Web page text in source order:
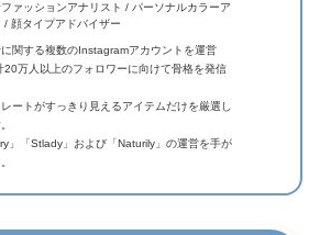
ァッションアナリスト / パーソナルカラーア
/ 顔タイプアドバイザー
関する複数のInstagramアカウントを運営
20万人以上のフォロワーに向けて骨格を発信
ートがすっきり見えるアイテムだけを厳選し
」「Stlady」および「Naturily」の運営を手が